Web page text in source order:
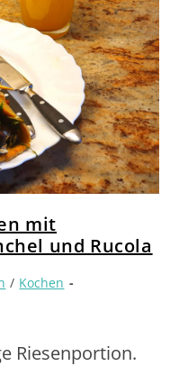
mit
und Rucola
/ Kochen
Riesenportion.